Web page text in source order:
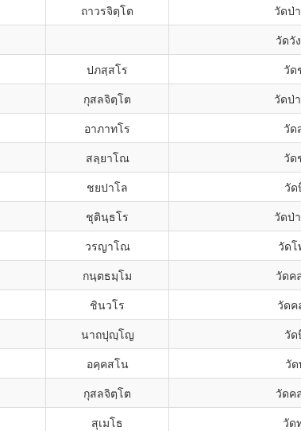
ถาวรจิตฺโต วัดป่
วัดวั
ปภสฺสโร วัด
กุสลจิตฺโต วัดป่
อาภาทโร วัด
สลฺยาโณ วัด
ชยปาโล วัด
ชุตินฺธโร วัดป่
วรญาโณ วัด
กนฺตธมฺโม วัดค
ชินวโร วัดค
นาถปุญฺโญ วัด
อคฺคสโน วั
กุสลจิตฺโต วัดค
สุเมโธ วัด